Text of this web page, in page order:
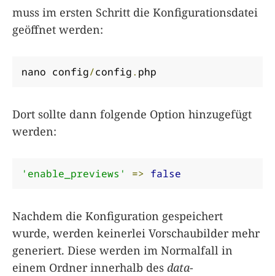
muss im ersten Schritt die Konfigurationsdatei
geöffnet werden:
nano config/config. php
Dort sollte dann folgende Option hinzugefügt
werden:
'enable_previews' => false
Nachdem die Konfiguration gespeichert
wurde, werden keinerlei Vorschaubilder mehr
generiert. Diese werden im Normalfall in
einem Ordner innerhalb des data-